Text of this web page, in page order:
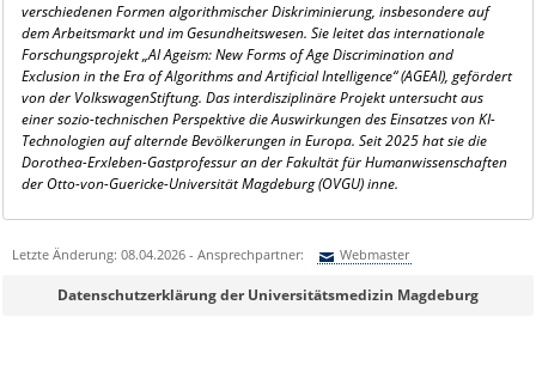
verschiedenen Formen algorithmischer Diskriminierung, insbesondere auf
dem Arbeitsmarkt und im Gesundheitswesen. Sie leitet das internationale
Forschungsprojekt „AI Ageism: New Forms of Age Discrimination and
Exclusion in the Era of Algorithms and Artificial Intelligence“ (AGEAI), gefördert
von der VolkswagenStiftung. Das interdisziplinäre Projekt untersucht aus
einer sozio-technischen Perspektive die Auswirkungen des Einsatzes von KI-
Technologien auf alternde Bevölkerungen in Europa. Seit 2025 hat sie die
Dorothea-Erxleben-Gastprofessur an der Fakultät für Humanwissenschaften
der Otto-von-Guericke-Universität Magdeburg (OVGU) inne.
Letzte Änderung: 08.04.2026 - Ansprechpartner: Webmaster
Sie können eine Nachricht versenden an:Webmaster
Datenschutzerklärung der Universitätsmedizin Magdeburg